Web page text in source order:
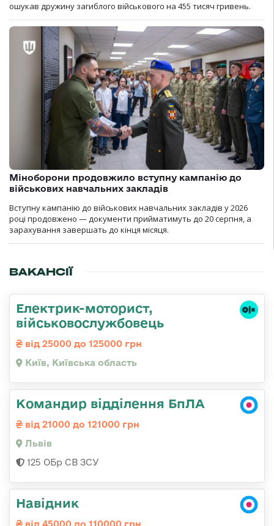
ошукав дружину загиблого військового на 455 тисяч гривень.
Міноборони продовжило вступну кампанію до
військових навчальних закладів
Вступну кампанію до військових навчальних закладів у 2026
році продовжено — документи прийматимуть до 20 серпня, а
зарахування завершать до кінця місяця.
ВАКАНСІЇ
Електрик-моторист,
військовослужбовець
від 25000 до 125000 грн
Київ, Київська область
Командир відділення БпЛА
від 21000 до 121000 грн
Львів
125 ОБр СВ ЗСУ
Навідник
від 45000 до 110000 грн